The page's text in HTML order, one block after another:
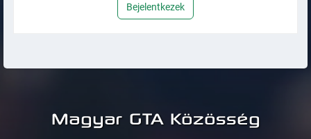
Bejelentkezek
Magyar GTA Közösség